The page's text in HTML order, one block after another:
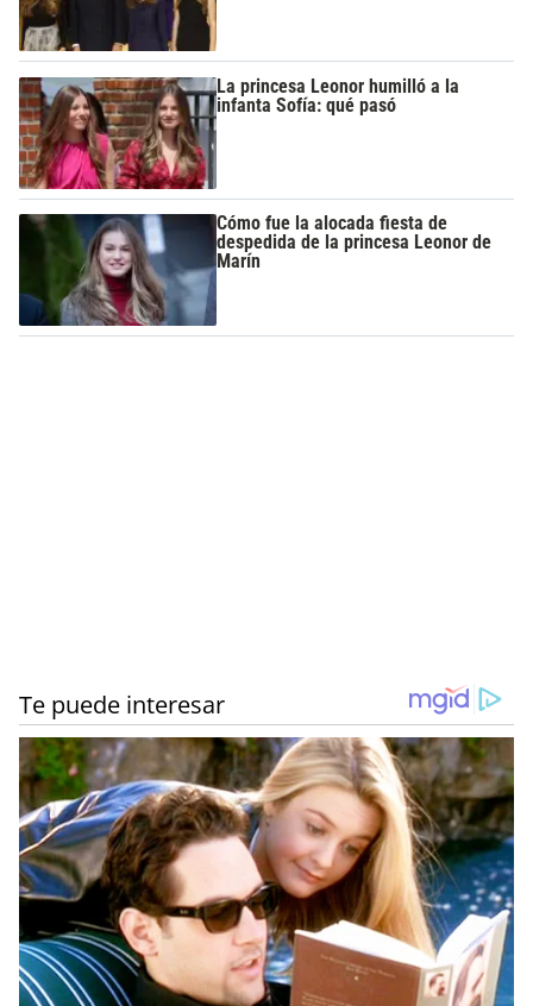
La princesa Leonor humilló a la
infanta Sofía: qué pasó
Cómo fue la alocada fiesta de
despedida de la princesa Leonor de
Marín